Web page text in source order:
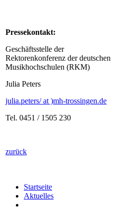
Pressekontakt:
Geschäftsstelle der
Rektorenkonferenz der deutschen
Musikhochschulen (RKM)
Julia Peters
julia.peters/ at )mh-trossingen.de
Tel. 0451 / 1505 230
zurück
Startseite
Aktuelles